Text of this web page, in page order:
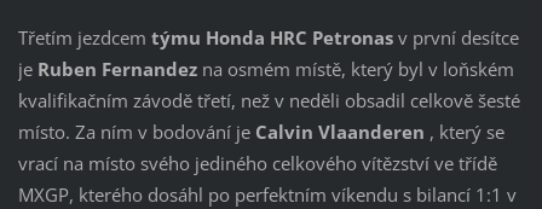
Třetím jezdcem týmu Honda HRC Petronasv první desítce
je Ruben Fernandezna osmém místě, který byl v loňském
kvalifikačním závodě třetí, než v neděli obsadil celkově šesté
místo. Za ním v bodování je Calvin Vlaanderen , který se
vrací na místo svého jediného celkového vítězství ve třídě
MXGP, kterého dosáhl po perfektním víkendu s bilancí 1:1 v